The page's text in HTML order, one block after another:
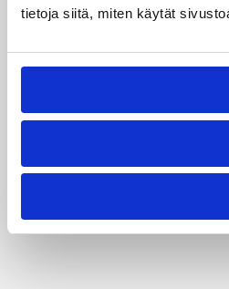
tietoja siitä, miten käytät